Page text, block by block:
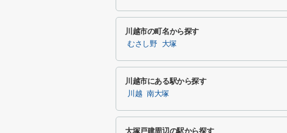
川越市の町名から探す
むさし野 大塚
川越市にある駅から探す
川越 南大塚
大塚戸建周辺の駅から探す